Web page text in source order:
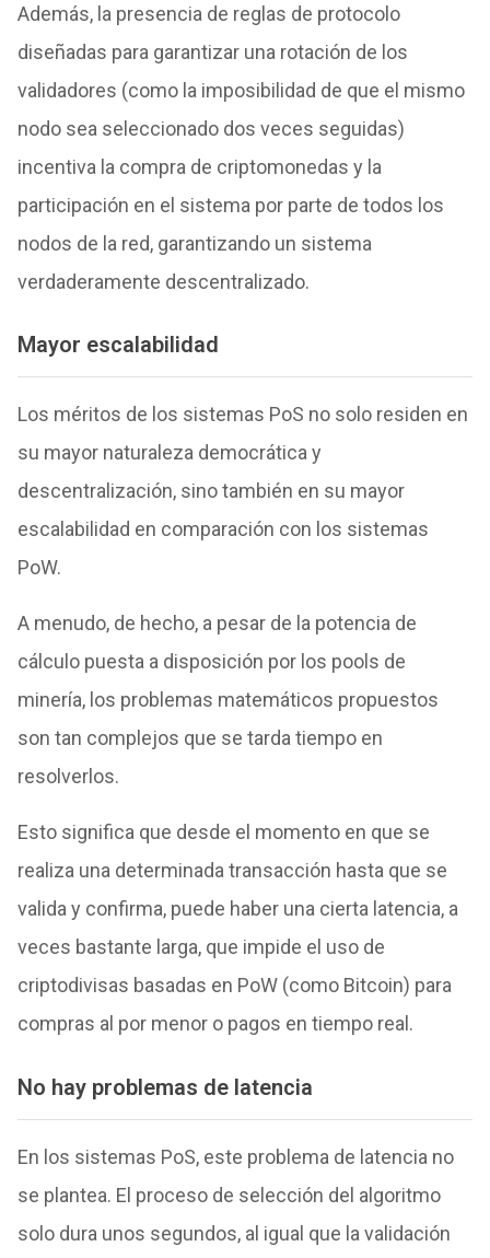
Además, la presencia de reglas de protocolo
diseñadas para garantizar una rotación de los
validadores (como la imposibilidad de que el mismo
nodo sea seleccionado dos veces seguidas)
incentiva la compra de criptomonedas y la
participación en el sistema por parte de todos los
nodos de la red, garantizando un sistema
verdaderamente descentralizado.
Mayor escalabilidad
Los méritos de los sistemas PoS no solo residen en
su mayor naturaleza democrática y
descentralización, sino también en su mayor
escalabilidad en comparación con los sistemas
PoW.
A menudo, de hecho, a pesar de la potencia de
cálculo puesta a disposición por los pools de
minería, los problemas matemáticos propuestos
son tan complejos que se tarda tiempo en
resolverlos.
Esto significa que desde el momento en que se
realiza una determinada transacción hasta que se
valida y confirma, puede haber una cierta latencia, a
veces bastante larga, que impide el uso de
criptodivisas basadas en PoW (como Bitcoin) para
compras al por menor o pagos en tiempo real.
No hay problemas de latencia
En los sistemas PoS, este problema de latencia no
se plantea. El proceso de selección del algoritmo
solo dura unos segundos, al igual que la validación